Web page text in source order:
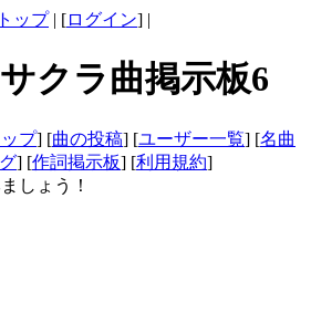
ップ| [ログイン] |
クラ曲掲示板6
プ] [曲の投稿] [ユーザー一覧] [名曲
] [作詞掲示板] [利用規約]
しょう！